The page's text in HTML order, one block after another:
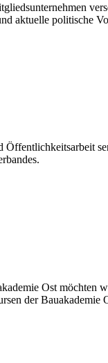
aktuelle politische
Öffentlichkeitsarbeit
Ost möchten
der Bauakademie